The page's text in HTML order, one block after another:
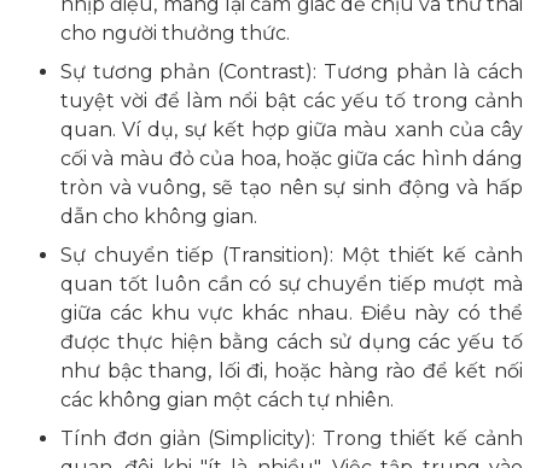
nhịp điệu, mang lại cảm giác dễ chịu và thư thái
cho người thưởng thức.
Sự tương phản (Contrast): Tương phản là cách
tuyệt vời để làm nổi bật các yếu tố trong cảnh
quan. Ví dụ, sự kết hợp giữa màu xanh của cây
cối và màu đỏ của hoa, hoặc giữa các hình dáng
tròn và vuông, sẽ tạo nên sự sinh động và hấp
dẫn cho không gian.
Sự chuyển tiếp (Transition): Một thiết kế cảnh
quan tốt luôn cần có sự chuyển tiếp mượt mà
giữa các khu vực khác nhau. Điều này có thể
được thực hiện bằng cách sử dụng các yếu tố
như bậc thang, lối đi, hoặc hàng rào để kết nối
các không gian một cách tự nhiên.
Tính đơn giản (Simplicity): Trong thiết kế cảnh